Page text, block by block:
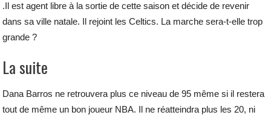
.Il est agent libre à la sortie de cette saison et décide de revenir
dans sa ville natale. Il rejoint les Celtics. La marche sera-t-elle trop
grande ?
La suite
Dana Barros ne retrouvera plus ce niveau de 95 même si il restera
tout de même un bon joueur NBA. Il ne réatteindra plus les 20, ni